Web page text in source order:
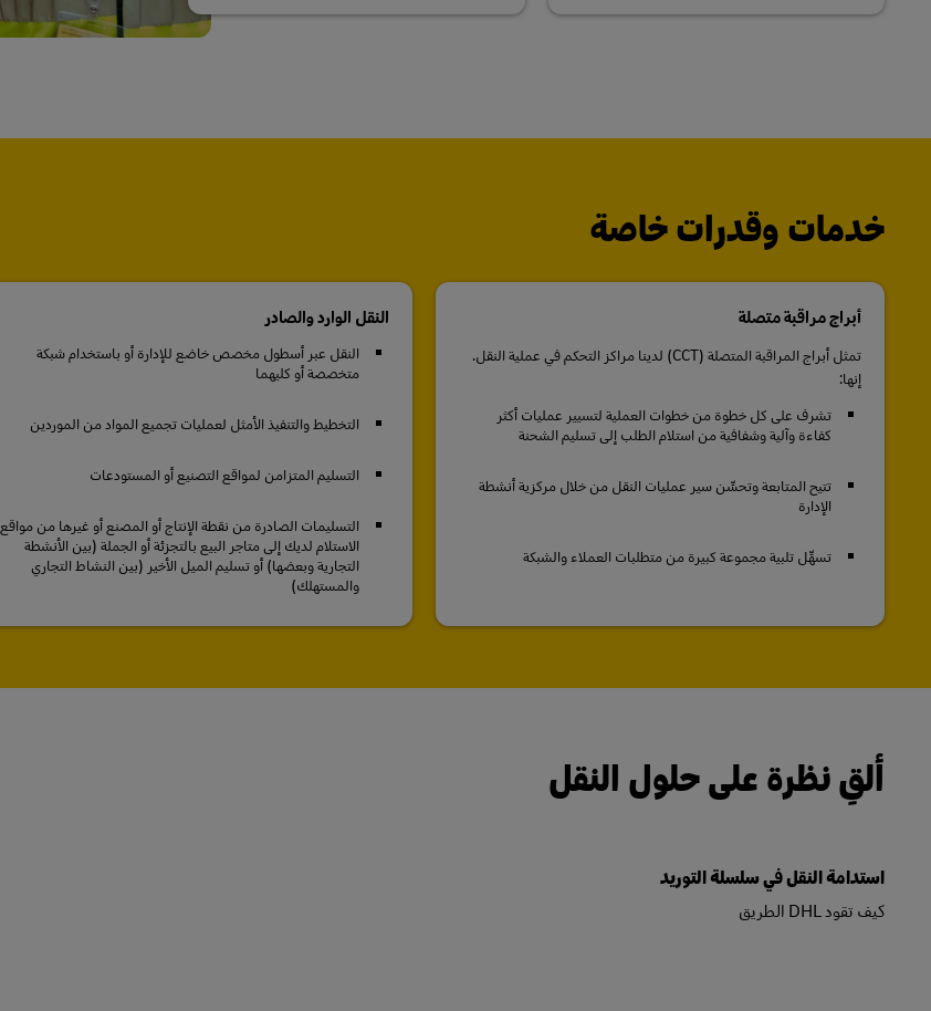
خدمات وقدرات خاصة
أبراج مراقبة متصلة
تمثل أبراج المراقبة المتصلة (CCT) لدينا مراكز التحكم في عملية النقل.
إنها:
تشرف على كل خطوة من خطوات العملية لتسيير عمليات أكثر
كفاءة وآلية وشفافية من استلام الطلب إلى تسليم الشحنة
تتيح المتابعة وتحسِّن سير عمليات النقل من خلال مركزية أنشطة
الإدارة
تسهِّل تلبية مجموعة كبيرة من متطلبات العملاء والشبكة
النقل الوارد والصادر
النقل عبر أسطول مخصص خاضع للإدارة أو باستخدام شبكة
متخصصة أو كليهما
التخطيط والتنفيذ الأمثل لعمليات تجميع المواد من الموردين
التسليم المتزامن لمواقع التصنيع أو المستودعات
التسليمات الصادرة من نقطة الإنتاج أو المصنع أو غيرها من مواقع
الاستلام لديك إلى متاجر البيع بالتجزئة أو الجملة (بين الأنشطة
التجارية وبعضها) أو تسليم الميل الأخير (بين النشاط التجاري
والمستهلك)
ألقِ نظرة على حلول النقل
استدامة النقل في سلسلة التوريد
كيف تقود DHL الطريق